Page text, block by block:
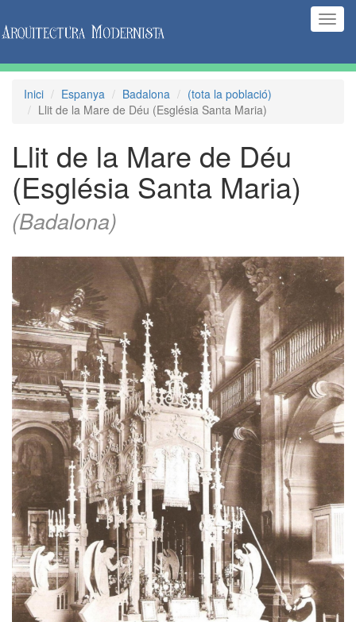
Inici Espanya Badalona
(tota la població)
Llit de la Mare de Déu (Església Santa Maria)
Llit de la Mare de Déu
(Església Santa Maria)
(Badalona)